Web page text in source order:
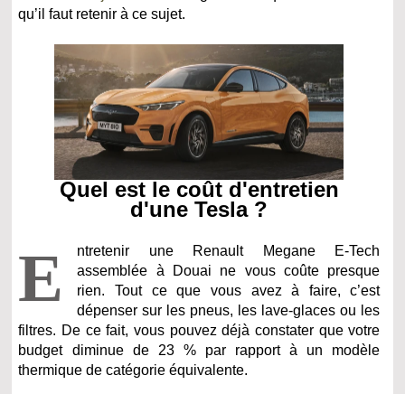
qu’il faut retenir à ce sujet.
Quel est le coût d'entretien
d'une Tesla ?
E
ntretenir une Renault Megane E-Tech
assemblée à Douai ne vous coûte presque
rien. Tout ce que vous avez à faire, c’est
dépenser sur les pneus, les lave-glaces ou les
filtres. De ce fait, vous pouvez déjà constater que votre
budget diminue de 23 % par rapport à un modèle
thermique de catégorie équivalente.